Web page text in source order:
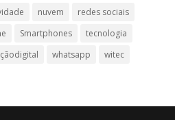
nuvem
redes sociais
Smartphones
tecnologia
whatsapp witec